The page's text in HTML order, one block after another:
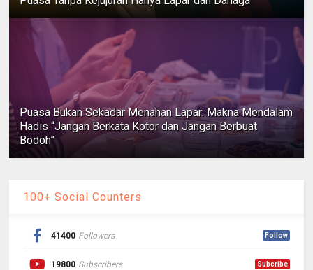
Puasa Bukan Sekadar Menahan Lapar: Makna Mendalam
Hadis “Jangan Berkata Kotor dan Jangan Berbuat
Bodoh”
100+ Social Counters
41400 Followers Follow
19800 Subscribers Subcribe